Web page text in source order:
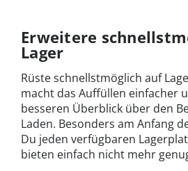
Erweitere
Lager
Rüste schnellstmöglich auf
macht das Auffüllen einfacher
besseren Überblick über den
Laden. Besonders am Anfang
Du jeden verfügbaren
bieten einfach nicht mehr